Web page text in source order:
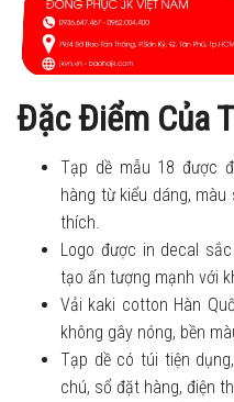
Đặc Điểm Của
Tạp dề mẫu 18 được
hàng từ kiểu dáng,
thích.
Logo được in decal
tạo ấn tượng mạnh với
Vải kaki cotton Hàn
không gây nóng, bền
Tạp dề có túi tiện
chú, sổ đặt hàng, điện